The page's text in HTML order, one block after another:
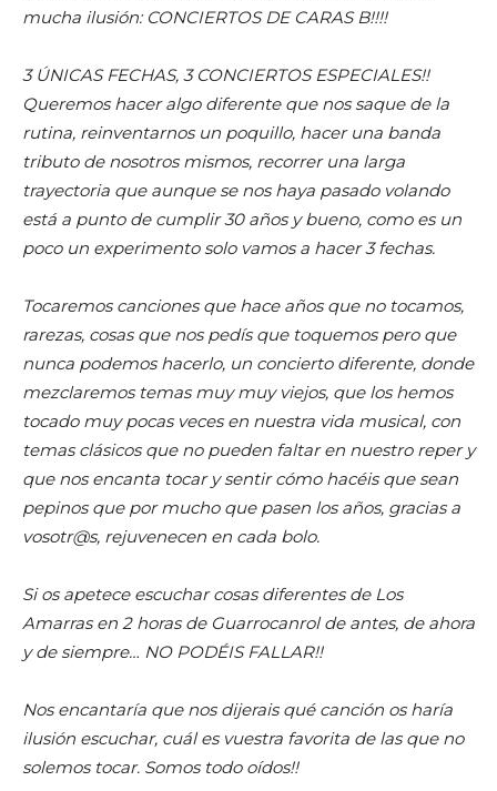
mucha ilusión: CONCIERTOS DE CARAS B!!!!
3 ÚNICAS FECHAS, 3 CONCIERTOS ESPECIALES!!
Queremos hacer algo diferente que nos saque de la
rutina, reinventarnos un poquillo, hacer una banda
tributo de nosotros mismos, recorrer una larga
trayectoria que aunque se nos haya pasado volando
está a punto de cumplir 30 años y bueno, como es un
poco un experimento solo vamos a hacer 3 fechas.
Tocaremos canciones que hace años que no tocamos,
rarezas, cosas que nos pedís que toquemos pero que
nunca podemos hacerlo, un concierto diferente, donde
mezclaremos temas muy muy viejos, que los hemos
tocado muy pocas veces en nuestra vida musical, con
temas clásicos que no pueden faltar en nuestro reper y
que nos encanta tocar y sentir cómo hacéis que sean
pepinos que por mucho que pasen los años, gracias a
vosotr@s, rejuvenecen en cada bolo.
Si os apetece escuchar cosas diferentes de Los
Amarras en 2 horas de Guarrocanrol de antes, de ahora
y de siempre… NO PODÉIS FALLAR!!
Nos encantaría que nos dijerais qué canción os haría
ilusión escuchar, cuál es vuestra favorita de las que no
solemos tocar. Somos todo oídos!!